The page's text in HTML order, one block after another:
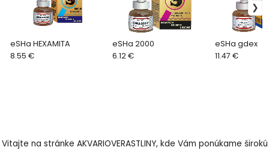
eSHa HEXAMITA
8.55 €
eSHa 2000
6.12 €
eSHa gdex
11.47 €
Vitajte na stránke AKVARIOVERASTLINY, kde Vám ponúkame širokú